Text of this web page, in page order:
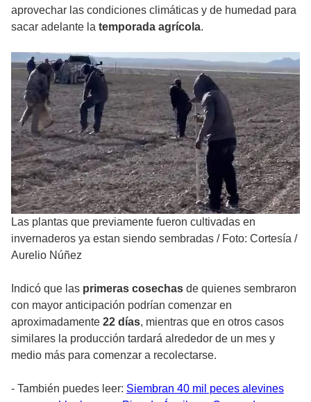
aprovechar las condiciones climáticas y de humedad para
sacar adelante la temporada agrícola.
Las plantas que previamente fueron cultivadas en
invernaderos ya estan siendo sembradas / Foto: Cortesía /
Aurelio Núñez
Indicó que las primeras cosechas de quienes sembraron
con mayor anticipación podrían comenzar en
aproximadamente 22 días, mientras que en otros casos
similares la producción tardará alrededor de un mes y
medio más para comenzar a recolectarse.
- También puedes leer: Siembran 40 mil peces alevines